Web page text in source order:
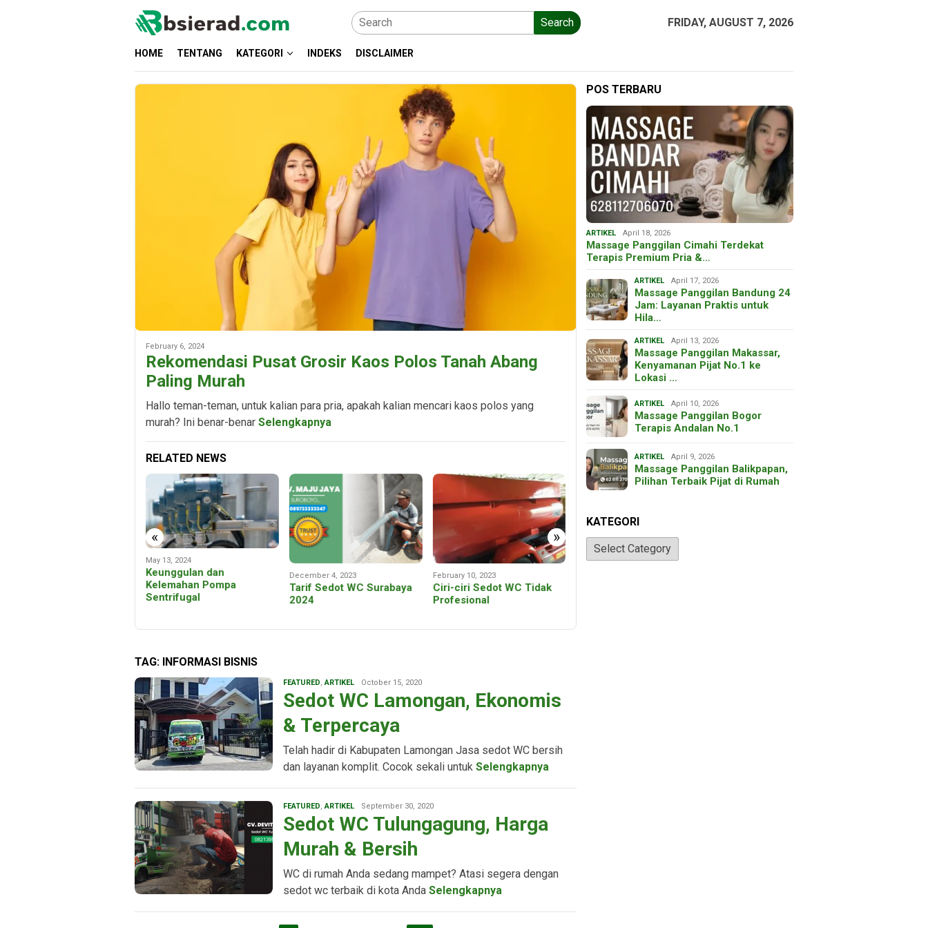
Search FRIDAY, AUGUST 7, 2026
HOME TENTANG KATEGORI INDEKS DISCLAIMER
February 6, 2024
Rekomendasi Pusat Grosir Kaos Polos Tanah Abang
Paling Murah
Hallo teman-teman, untuk kalian para pria, apakah kalian mencari kaos polos yang
murah? Ini benar-benar Selengkapnya
RELATED NEWS
« »
May 13, 2024
Keunggulan dan
Kelemahan Pompa
Sentrifugal
December 4, 2023
Tarif Sedot WC Surabaya
2024
February 10, 2023
Ciri-ciri Sedot WC Tidak
Profesional
June 26, 2024
TAG: INFORMASI BISNIS
FEATURED,ARTIKELAdmin
Bsierad
October 15, 2020
Sedot WC Lamongan, Ekonomis
& Terpercaya
Telah hadir di Kabupaten Lamongan Jasa sedot WC bersih
dan layanan komplit. Cocok sekali untuk Selengkapnya
FEATURED,ARTIKELAdmin
Bsierad
September 30, 2020
Sedot WC Tulungagung, Harga
Murah & Bersih
WC di rumah Anda sedang mampet? Atasi segera dengan
sedot wc terbaik di kota Anda Selengkapnya
POS TERBARU
ARTIKEL April 18, 2026
Massage Panggilan Cimahi Terdekat
Terapis Premium Pria &…
ARTIKEL April 17, 2026
Massage Panggilan Bandung 24
Jam: Layanan Praktis untuk
Hila…
ARTIKEL April 13, 2026
Massage Panggilan Makassar,
Kenyamanan Pijat No.1 ke
Lokasi …
ARTIKEL April 10, 2026
Massage Panggilan Bogor
Terapis Andalan No.1
ARTIKEL April 9, 2026
Massage Panggilan Balikpapan,
Pilihan Terbaik Pijat di Rumah
KATEGORI
Kategori